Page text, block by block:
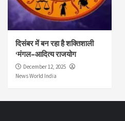
दिसंबर में बन रहा है शक्तिशाली
‘मंगल–आदित्य राजयोग
December 12, 2025
News World India